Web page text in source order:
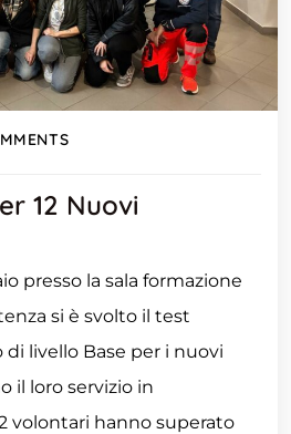
12 Nuovi
presso la sala formazione
si è svolto il test
livello Base per i nuovi
il loro servizio in
volontari hanno superato